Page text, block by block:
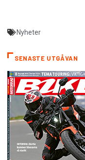
Nyheter
SENASTE UTGÅVAN